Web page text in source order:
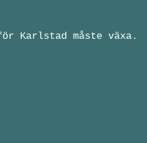
Karlstad måste växa.